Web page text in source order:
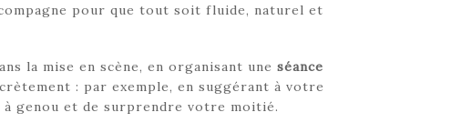
pour que tout soit fluide, naturel et
la mise en scène, en organisant une séance
: par exemple, en suggérant à votre
genou et de surprendre votre moitié.